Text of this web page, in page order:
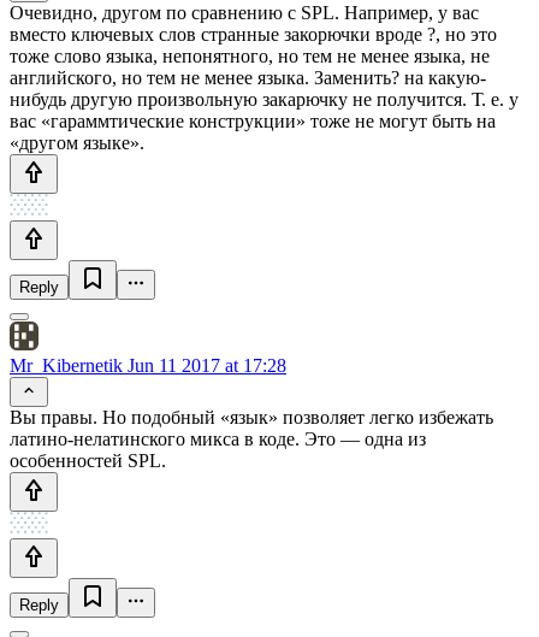
Очевидно, другом по сравнению с SPL. Например, у вас
вместо ключевых слов странные закорючки вроде ?, но это
тоже слово языка, непонятного, но тем не менее языка, не
английского, но тем не менее языка. Заменить? на какую-
нибудь другую произвольную закарючку не получится. Т. е. у
вас «гараммтические конструкции» тоже не могут быть на
«другом языке».
Reply
Mr_Kibernetik Jun 11 2017 at 17:28
Вы правы. Но подобный «язык» позволяет легко избежать
латино-нелатинского микса в коде. Это — одна из
особенностей SPL.
Reply